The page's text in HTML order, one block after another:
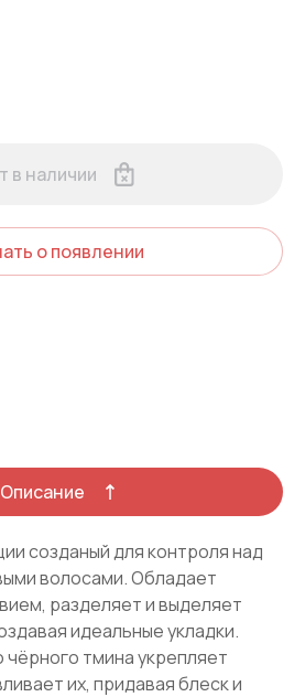
в наличии
о появлении
Описание
созданый для контроля над
волосами. Обладает
разделяет и выделяет
идеальные укладки.
тмина укрепляет
их, придавая блеск и